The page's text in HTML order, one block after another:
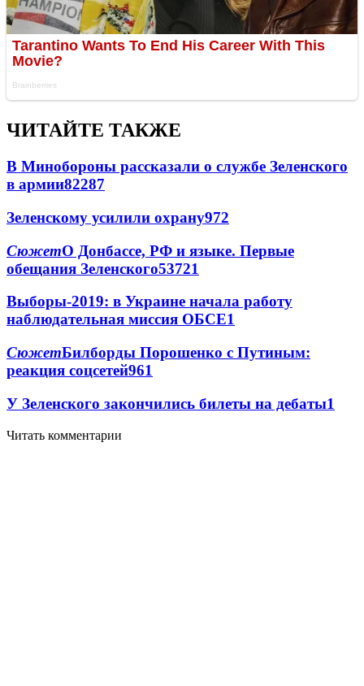
ЧИТАЙТЕ ТАКЖЕ
В Минобороны рассказали о службе Зеленского
в армии82287
Зеленскому усилили охрану972
СюжетО Донбассе, РФ и языке. Первые
обещания Зеленского53721
Выборы-2019: в Украине начала работу
наблюдательная миссия ОБСЕ1
СюжетБилборды Порошенко с Путиным:
реакция соцсетей961
У Зеленского закончились билеты на дебаты1
Читать комментарии